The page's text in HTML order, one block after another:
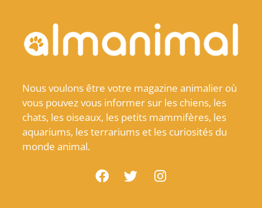
Nous voulons être votre magazine animalier où
vous pouvez vous informer sur les chiens, les
chats, les oiseaux, les petits mammifères, les
aquariums, les terrariums et les curiosités du
monde animal.